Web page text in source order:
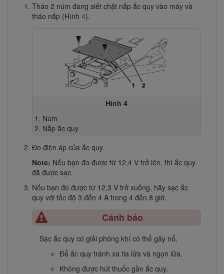
Tháo 2 núm đang siết chặt nắp ắc quy vào máy và
tháo nắp (Hình 4).
Hình 4
Núm
Nắp ắc quy
Đo điện áp của ắc quy.
Note: Nếu bạn đo được từ 12,4 V trở lên, thì ắc quy
đã được sạc.
Nếu bạn đo được từ 12,3 V trở xuống, hãy sạc ắc
quy với tốc độ 3 đến 4 A trong 4 đến 8 giờ.
Cảnh báo
Sạc ắc quy có giải phóng khí có thể gây nổ.
Để ắc quy tránh xa tia lửa và ngọn lửa.
Không được hút thuốc gần ắc quy.